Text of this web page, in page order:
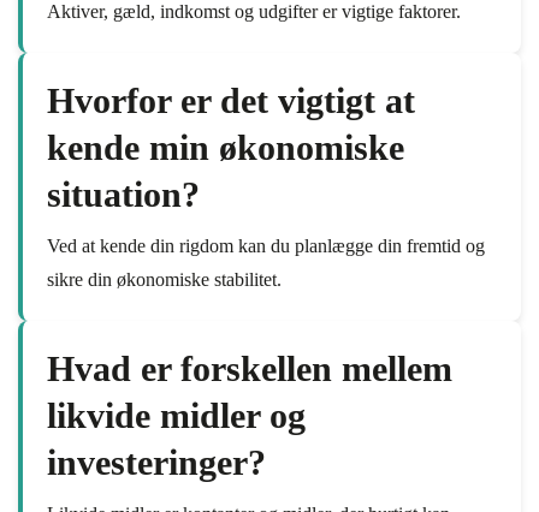
Aktiver, gæld, indkomst og udgifter er vigtige faktorer.
Hvorfor er det vigtigt at
kende min økonomiske
situation?
Ved at kende din rigdom kan du planlægge din fremtid og
sikre din økonomiske stabilitet.
Hvad er forskellen mellem
likvide midler og
investeringer?